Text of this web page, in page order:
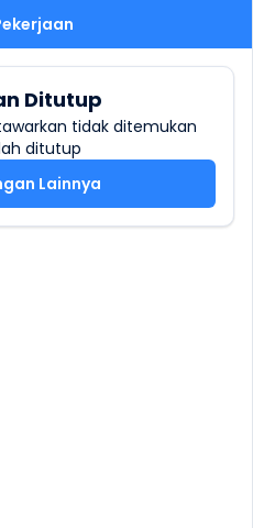
Ditutup
tidak ditemukan
ditutup
Lainnya